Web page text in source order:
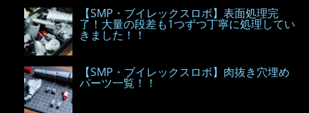
【SMP・ブイレックスロボ】表面処理完
了！大量の段差も1つずつ丁寧に処理してい
きました！！
【SMP・ブイレックスロボ】肉抜き穴埋め
パーツ一覧！！